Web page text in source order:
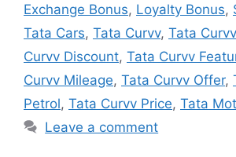
Exchange Bonus, Loyalty Bonus,
Tata Cars, Tata Curvv, Tata
Curvv Discount, Tata Curvv
Curvv Mileage, Tata Curvv Offer,
Petrol, Tata Curvv Price, Tata
Leave a comment